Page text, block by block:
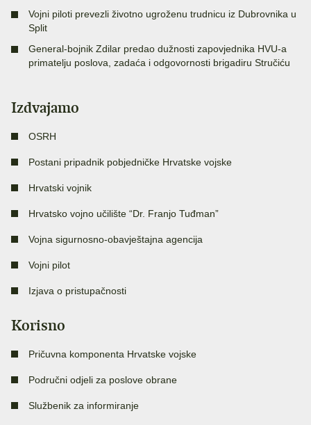
Vojni piloti prevezli životno ugroženu trudnicu iz Dubrovnika u
Split
General-bojnik Zdilar predao dužnosti zapovjednika HVU-a
primatelju poslova, zadaća i odgovornosti brigadiru Stručiću
Izdvajamo
OSRH
Postani pripadnik pobjedničke Hrvatske vojske
Hrvatski vojnik
Hrvatsko vojno učilište “Dr. Franjo Tuđman”
Vojna sigurnosno-obavještajna agencija
Vojni pilot
Izjava o pristupačnosti
Korisno
Pričuvna komponenta Hrvatske vojske
Područni odjeli za poslove obrane
Službenik za informiranje